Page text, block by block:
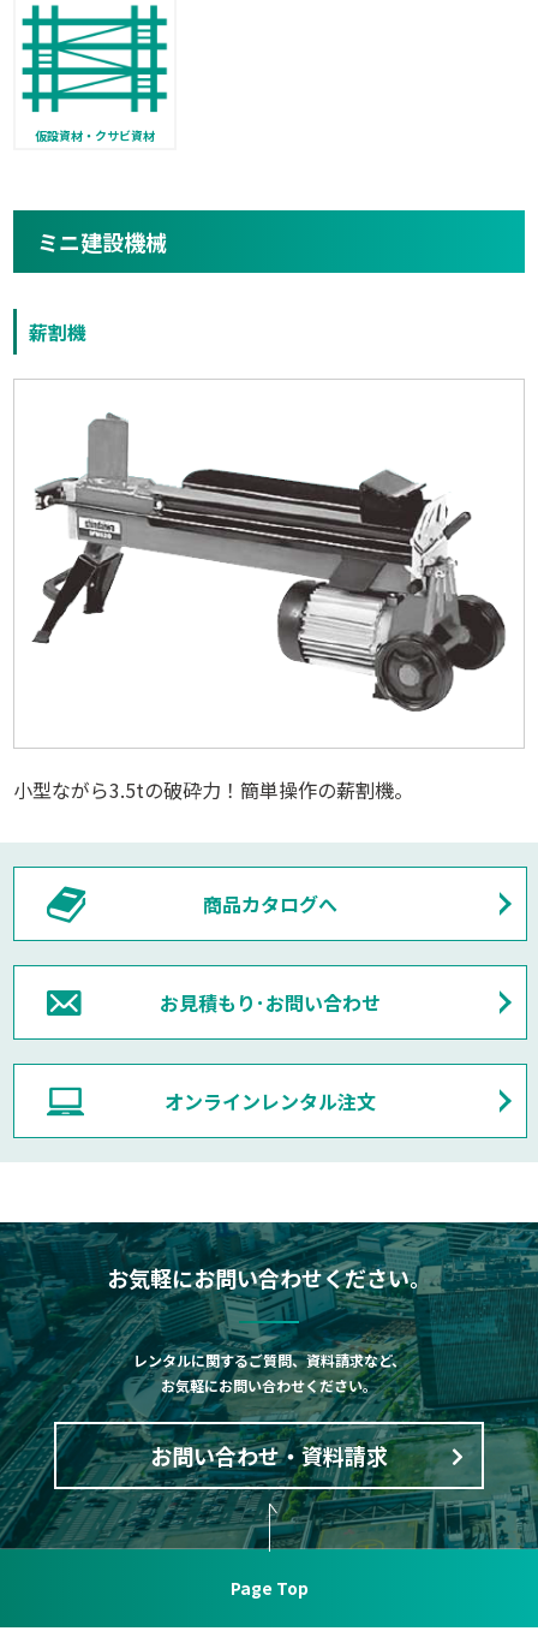
仮設資材・クサビ資材
ミニ建設機械
薪割機
小型ながら3.5tの破砕力！簡単操作の薪割機。
商品カタログへ
お見積もり･お問い合わせ
オンラインレンタル注文
お気軽にお問い合わせください。
レンタルに関するご質問、資料請求など、
お気軽にお問い合わせください。
お問い合わせ・資料請求
Page Top